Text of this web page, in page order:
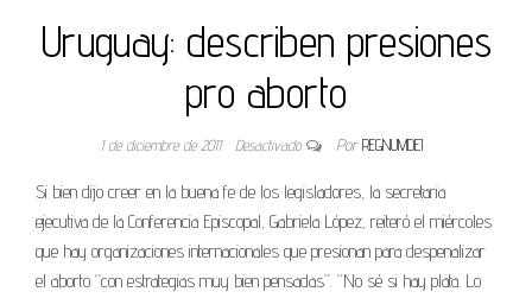
Uruguay: describen presiones
pro aborto
1 de diciembre de 2011 Desactivado Por REGNUMDEI
Si bien dijo creer en la buena fe de los legisladores, la secretaria
ejecutiva de la Conferencia Episcopal, Gabriela López, reiteró el miércoles
que hay organizaciones internacionales que presionan para despenalizar
el aborto “con estrategias muy bien pensadas”. “No sé si hay plata. Lo